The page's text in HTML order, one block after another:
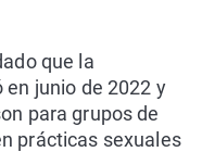
que la
en junio de 2022 y
para grupos de
prácticas sexuales